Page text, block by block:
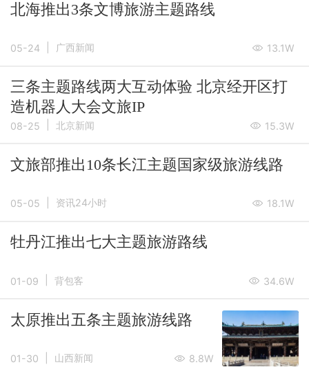
北海推出3条文博旅游主题路线
05-24 广西新闻 13.1W
三条主题路线两大互动体验 北京经开区打
造机器人大会文旅IP
08-25 北京新闻 15.3W
文旅部推出10条长江主题国家级旅游线路
05-05 资讯24小时 18.1W
牡丹江推出七大主题旅游路线
01-09 背包客 34.6W
太原推出五条主题旅游线路
01-30 山西新闻 8.8W